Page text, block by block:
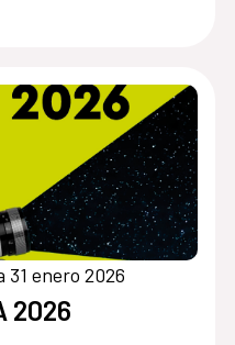
31 enero 2026
2026